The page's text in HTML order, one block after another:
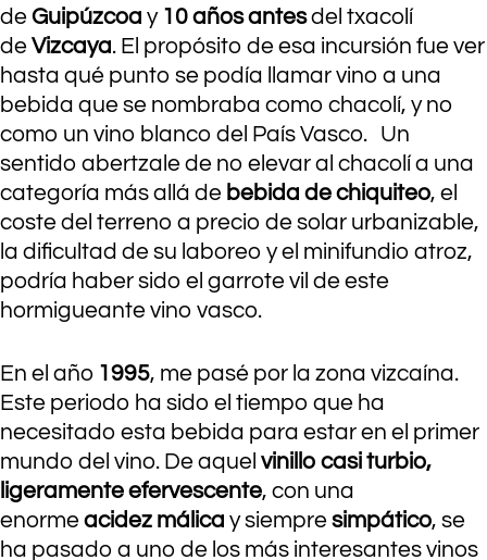
deGuipúzcoa y 10 años antesdel txacolí
deVizcaya. El propósito de esa incursión fue ver
hasta qué punto se podía llamar vino a una
bebida que se nombraba como chacolí, y no
como un vino blanco del País Vasco. Un
sentido abertzale de no elevar al chacolí a una
categoría más allá de bebida de chiquiteo, el
coste del terreno a precio de solar urbanizable,
la dificultad de su laboreo y el minifundio atroz,
podría haber sido el garrote vil de este
hormigueante vino vasco.
En el año 1995, me pasé por la zona vizcaína.
Este periodo ha sido el tiempo que ha
necesitado esta bebida para estar en el primer
mundo del vino. De aquel vinillo casi turbio,
ligeramente efervescente, con una
enormeacidez málica y siempresimpático, se
ha pasado a uno de los más interesantes vinos